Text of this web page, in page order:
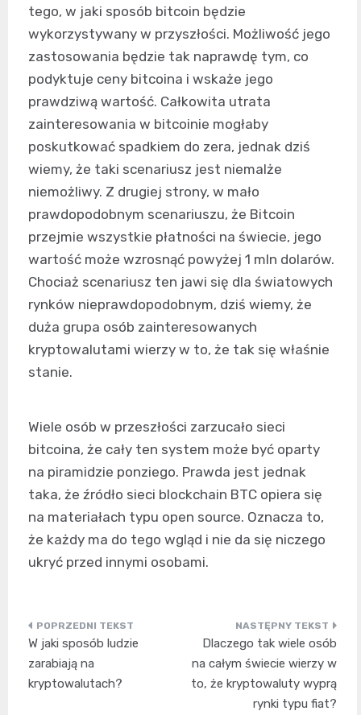
tego, w jaki sposób bitcoin będzie
wykorzystywany w przyszłości. Możliwość jego
zastosowania będzie tak naprawdę tym, co
podyktuje ceny bitcoina i wskaże jego
prawdziwą wartość. Całkowita utrata
zainteresowania w bitcoinie mogłaby
poskutkować spadkiem do zera, jednak dziś
wiemy, że taki scenariusz jest niemalże
niemożliwy. Z drugiej strony, w mało
prawdopodobnym scenariuszu, że Bitcoin
przejmie wszystkie płatności na świecie, jego
wartość może wzrosnąć powyżej 1 mln dolarów.
Chociaż scenariusz ten jawi się dla światowych
rynków nieprawdopodobnym, dziś wiemy, że
duża grupa osób zainteresowanych
kryptowalutami wierzy w to, że tak się właśnie
stanie.
Wiele osób w przeszłości zarzucało sieci
bitcoina, że cały ten system może być oparty
na piramidzie ponziego. Prawda jest jednak
taka, że źródło sieci blockchain BTC opiera się
na materiałach typu open source. Oznacza to,
że każdy ma do tego wgląd i nie da się niczego
ukryć przed innymi osobami.
Nawigacja
wpisu
W jaki sposób ludzie
zarabiają na
kryptowalutach?
Dlaczego tak wiele osób
na całym świecie wierzy w
to, że kryptowaluty wyprą
rynki typu fiat?